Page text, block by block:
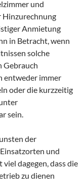
und
Hinzurechnung
Anmietung
in Betracht, wenn
solche
Gebrauch
entweder immer
oder die kurzzeitig
sein.
der
und
dagegen, dass die
zu dienen